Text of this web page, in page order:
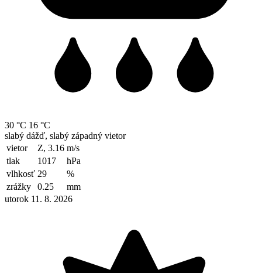
30 °C 16 °C
slabý dážď, slabý západný vietor
vietor
Z, 3.16 m/s
tlak
1017
hPa
vlhkosť 29
%
zrážky
0.25
mm
utorok 11. 8. 2026